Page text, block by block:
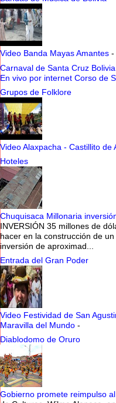
Video Banda Mayas Amantes -
Carnaval de Santa Cruz Bolivia
En vivo por internet Corso de
Grupos de Folklore
Video Alaxpacha - Castillito de
Hoteles
Chuquisaca Millonaria
INVERSIÓN 35 millones de
hacer en la construcción de
inversión de aproximad...
Entrada del Gran Poder
Video Festividad de San
Maravilla del Mundo -
Diablodomo de Oruro
Gobierno promete reimpulso